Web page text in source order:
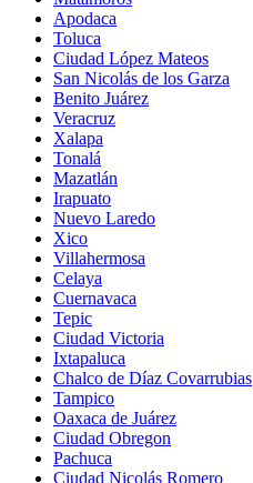
Apodaca
Toluca
Ciudad López Mateos
San Nicolás de los Garza
Benito Juárez
Veracruz
Xalapa
Tonalá
Mazatlán
Irapuato
Nuevo Laredo
Xico
Villahermosa
Celaya
Cuernavaca
Tepic
Ciudad Victoria
Ixtapaluca
Chalco de Díaz Covarrubias
Tampico
Oaxaca de Juárez
Ciudad Obregon
Pachuca
Ciudad Nicolás Romero